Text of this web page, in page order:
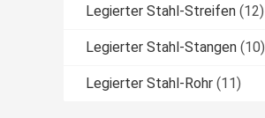
Legierter Stahl-Streifen (12)
Legierter Stahl-Stangen (10)
Legierter Stahl-Rohr (11)